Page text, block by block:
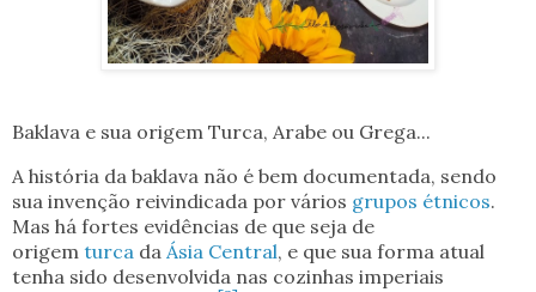
Baklava e sua origem Turca, Arabe ou Grega...
A história da baklava não é bem documentada, sendo
sua invenção reivindicada por vários grupos étnicos.
Mas há fortes evidências de que seja de
origem turca da Ásia Central, e que sua forma atual
tenha sido desenvolvida nas cozinhas imperiais